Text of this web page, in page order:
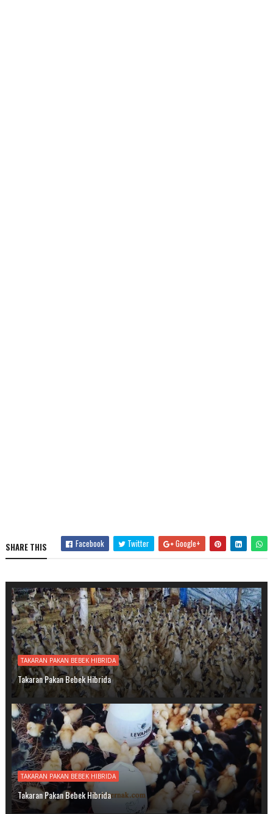
SHARE THIS Facebook Twitter Google+
TAKARAN PAKAN BEBEK HIBRIDA
Takaran Pakan Bebek Hibrida
TAKARAN PAKAN BEBEK HIBRIDA
Takaran Pakan Bebek Hibrida